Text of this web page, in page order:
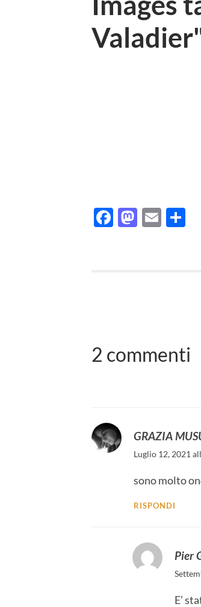
Facebook
Email
2 commenti
GRAZIA
Luglio 12, 2021
sono molto
RISPONDI
Pier
E’